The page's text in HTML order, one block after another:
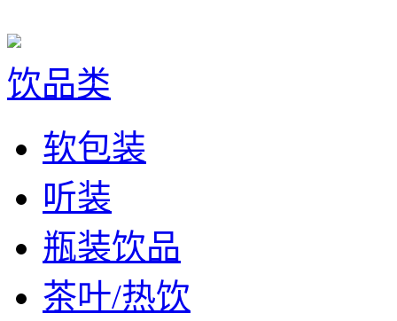
饮品类
软包装
听装
瓶装饮品
茶叶/热饮